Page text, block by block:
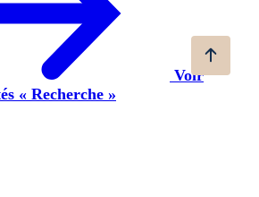
Voir
« Recherche »